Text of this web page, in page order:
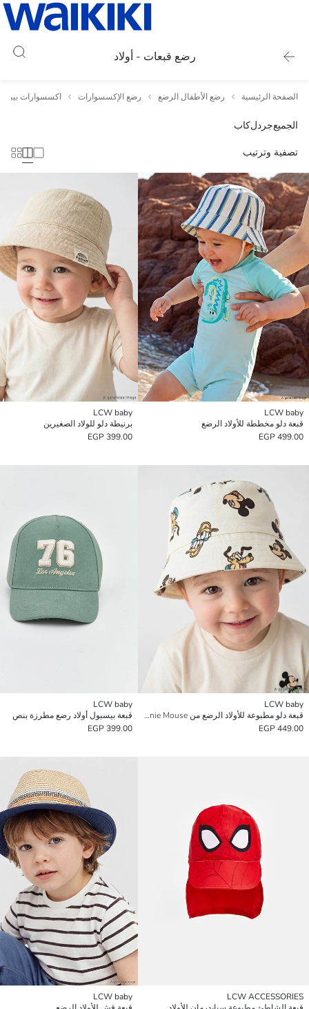
رضع قبعات - أولاد
الصفحة الرئيسية رضع الأطفال الرضع رضع الإكسسوارات اكسسوارات بيبي
الجميعجردلكاب
تصفية وترتيب
LCW baby
قبعة دلو مخططة للأولاد الرضع
499.00 EGP
LCW baby
برنيطة دلو للولاد الصغيرين
399.00 EGP
LCW baby
قبعة دلو مطبوعة للأولاد الرضع من Minnie Mouse
449.00 EGP
LCW baby
قبعة بيسبول أولاد رضع مطرزة بنص
399.00 EGP
LCW ACCESSORIES
LCW baby